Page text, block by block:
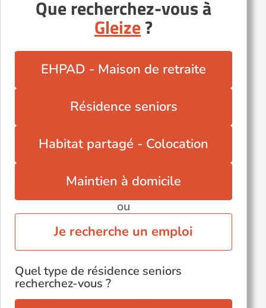
Saint-Priest (69800)
Simandres (69360)
Tarare (69170)
Tassin-la-Demi-Lune (69160)
Autres villes du département
Lyon 7eme (69007)
Que recherchez-vous à
Gleize?
EHPAD - Maison de retraite
Résidence seniors
Habitat partagé - Colocation
Maintien à domicile
ou
Je recherche un emploi
Quel type de résidence seniors
recherchez-vous ?